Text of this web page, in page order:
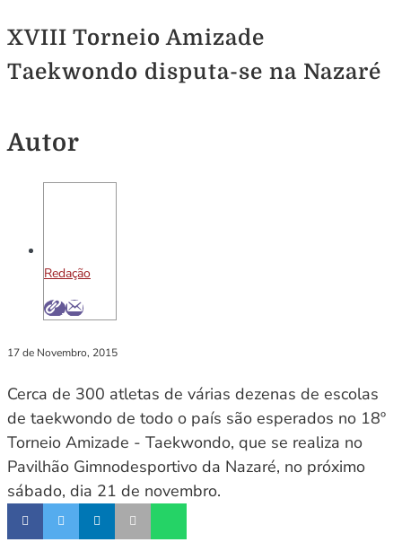
XVIII Torneio Amizade
Taekwondo disputa-se na Nazaré
Autor
Redação
17 de Novembro, 2015
Cerca de 300 atletas de várias dezenas de escolas
de taekwondo de todo o país são esperados no 18º
Torneio Amizade - Taekwondo, que se realiza no
Pavilhão Gimnodesportivo da Nazaré, no próximo
sábado, dia 21 de novembro.